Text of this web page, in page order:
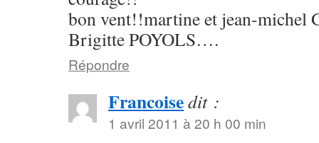
bon vent!!martine et jean-michel
Brigitte POYOLS….
Répondre
Francoisedit :
1 avril 2011 à 20 h 00 min